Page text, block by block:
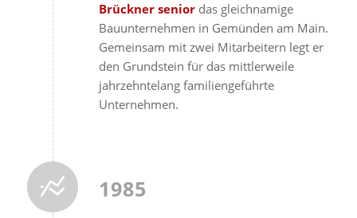
Brückner seniordas gleichnamige
Bauunternehmen in Gemünden am Main.
Gemeinsam mit zwei Mitarbeitern legt er
den Grundstein für das mittlerweile
jahrzehntelang familiengeführte
Unternehmen.
1985